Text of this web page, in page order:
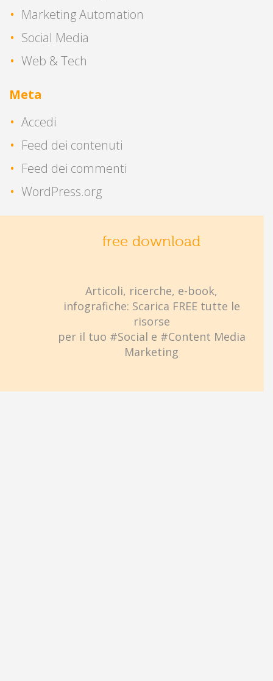
Marketing Automation
Social Media
Web & Tech
Meta
Accedi
Feed dei contenuti
Feed dei commenti
WordPress.org
free download
Articoli, ricerche, e-book,
infografiche: Scarica FREE tutte le
risorse
per il tuo #Social e #Content Media
Marketing